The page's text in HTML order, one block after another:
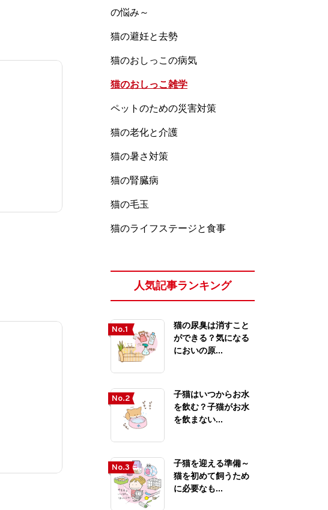
の悩み～
猫の避妊と去勢
猫のおしっこの病気
猫のおしっこ雑学
ペットのための災害対策
猫の老化と介護
猫の暑さ対策
猫の腎臓病
猫の毛玉
猫のライフステージと食事
人気記事ランキング
No.1
猫の尿臭は消すこと
ができる？気になる
においの原...
No.2
子猫はいつからお水
を飲む？子猫がお水
を飲まない...
No.3
子猫を迎える準備～
猫を初めて飼うため
に必要なも...